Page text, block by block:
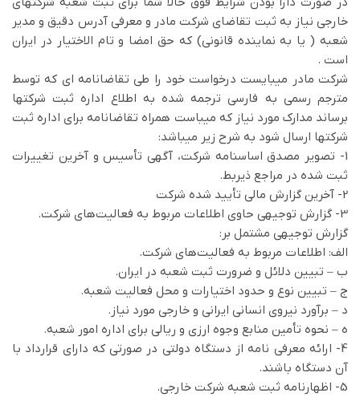
خارجی نیاز به ثبت تقاضای شرکت مادر و معرفی آدرس دقیق و مدیر
شعبه ( یا به نماینده قانونی) که حق امضا و تام الاختیار در ایران
است .
شرکت مادر میبایست درخواست خود را طی تقاضانامه ای که توسط
مترجم رسمی به فارسی ترجمه شده به اطلاع اداره ثبت شرکتها
برساند مدارک مورد نیاز که میباست همراه تقاضانامه برای اداره ثبت
شرکتها ارسال شود به شرح زیر میباشد:
1- تصوير مصدق اساسنامه شركت، آگهي تأسيس و آخرين تغييرات
ثبت شده در مراجع ذيربط.
2- آخرين گزارش مالي تأييد شده شركت
3- گزارش توجيهي حاوي اطلاعات مربوط به فعاليت‌هاي شركت.
گزارش توجيهي مشتمل بر:
الف: اطلاعات مربوط به فعاليت‌هاي شركت.
ب – تبيين دلائل و ضرورت ثبت شعبه در ايران.
ج – تبيين نوع و حدود اختيارات و محل فعاليت شعبه.
د – برآورد نيروي انساني ايراني و خارجي مورد نياز.
ه – نحوه تأمين منابع وجوه ارزي و ريالي براي اداره امور شعبه.
4- ارائه معرفي نامه از دستگاه دولتي در صورتي كه داراي قرارداد با
آن دستگاه باشند.
5- اظهارنامه ثبت شعبه شركت خارجي.